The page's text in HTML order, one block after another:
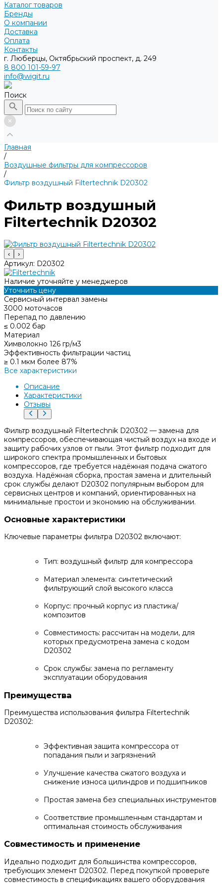
Каталог товаров
Бренды
О компании
Доставка
Оплата
Контакты
г. Люберцы, Октябрьский проспект, д. 249
8 800 101-59-97
info@wigit.ru
Поиск
Главная
/
Воздушные фильтры для компрессоров
/
Фильтр воздушный Filtertechnik D20302
Фильтр воздушный
Filtertechnik D20302
‹ ›
Артикул: D20302
Наличие уточняйте у менеджеров
Уточнить цену
Сервисный интервал замены
3000 моточасов
Перепад по давлению
≤ 0.002 бар
Материал
Химволокно 126 гр/м3
Эффективность фильтрации частиц
≥ 0.1 мкм более 87%
Все характеристики
Описание
Характеристики
Отзывы
Фильтр воздушный Filtertechnik D20302 — замена для
компрессоров, обеспечивающая чистый воздух на входе и
защиту рабочих узлов от пыли. Этот фильтр подходит для
широкого спектра промышленных и бытовых
компрессоров, где требуется надёжная подача сжатого
воздуха. Надёжная сборка, простая замена и длительный
срок службы делают D20302 популярным выбором для
сервисных центров и компаний, ориентированных на
минимальные простои и экономию на обслуживании.
Основные характеристики
Ключевые параметры фильтра D20302 включают:
Тип: воздушный фильтр для компрессора
Материал элемента: синтетический
фильтрующий слой высокого класса
Корпус: прочный корпус из пластика/
композитов
Совместимость: рассчитан на модели, для
которых предусмотрена замена с кодом
D20302
Срок службы: замена по регламенту
эксплуатации оборудования
Преимущества
Преимущества использования фильтра Filtertechnik
D20302:
Эффективная защита компрессора от
попадания пыли и загрязнений
Улучшение качества сжатого воздуха и
снижение износа цилиндров и подшипников
Простая замена без специальных инструментов
Соответствие промышленным стандартам и
оптимальная стоимость обслуживания
Совместимость и применение
Идеально подходит для большинства компрессоров,
требующих элемент D20302. Перед покупкой проверьте
совместимость в спецификациях вашего оборудования